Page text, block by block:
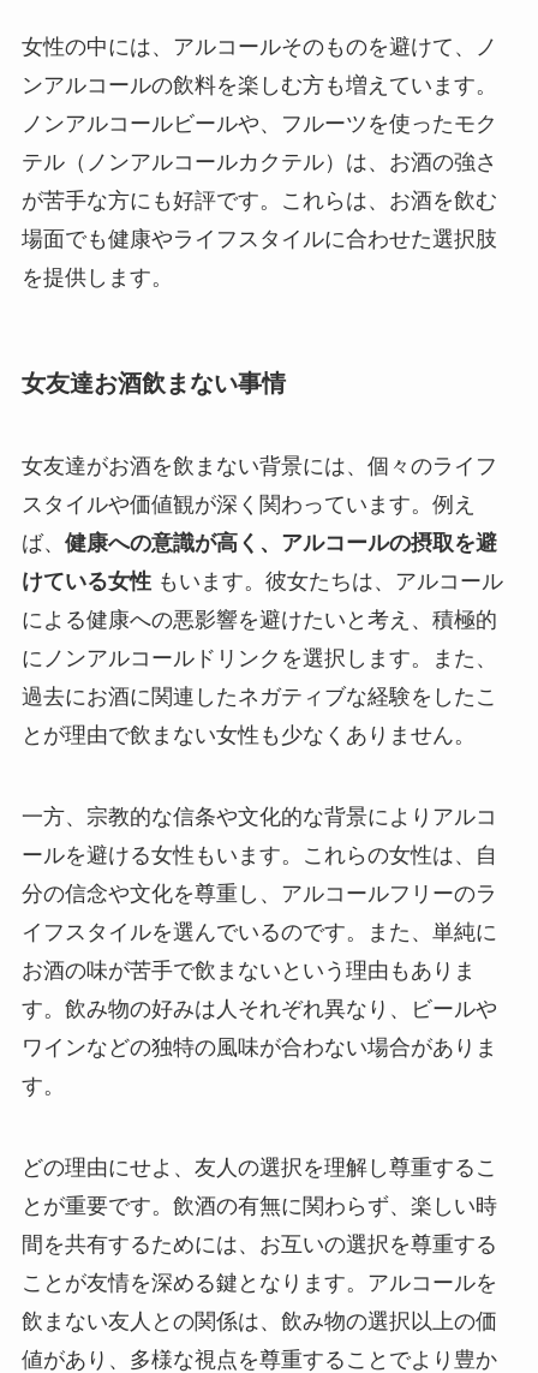
女性の中には、アルコールそのものを避けて、ノ
ンアルコールの飲料を楽しむ方も増えています。
ノンアルコールビールや、フルーツを使ったモク
テル（ノンアルコールカクテル）は、お酒の強さ
が苦手な方にも好評です。これらは、お酒を飲む
場面でも健康やライフスタイルに合わせた選択肢
を提供します。
女友達お酒飲まない事情
女友達がお酒を飲まない背景には、個々のライフ
スタイルや価値観が深く関わっています。例え
ば、 健康への意識が高く、アルコールの摂取を避
けている女性もいます。彼女たちは、アルコール
による健康への悪影響を避けたいと考え、積極的
にノンアルコールドリンクを選択します。また、
過去にお酒に関連したネガティブな経験をしたこ
とが理由で飲まない女性も少なくありません。
一方、宗教的な信条や文化的な背景によりアルコ
ールを避ける女性もいます。これらの女性は、自
分の信念や文化を尊重し、アルコールフリーのラ
イフスタイルを選んでいるのです。また、単純に
お酒の味が苦手で飲まないという理由もありま
す。飲み物の好みは人それぞれ異なり、ビールや
ワインなどの独特の風味が合わない場合がありま
す。
どの理由にせよ、友人の選択を理解し尊重するこ
とが重要です。飲酒の有無に関わらず、楽しい時
間を共有するためには、お互いの選択を尊重する
ことが友情を深める鍵となります。アルコールを
飲まない友人との関係は、飲み物の選択以上の価
値があり、多様な視点を尊重することでより豊か